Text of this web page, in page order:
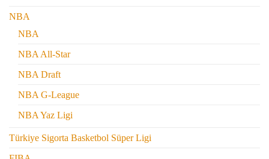
NBA
NBA
NBA All-Star
NBA Draft
NBA G-League
NBA Yaz Ligi
Türkiye Sigorta Basketbol Süper Ligi